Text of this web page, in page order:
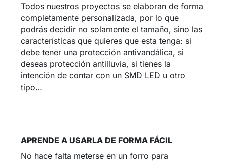
Todos nuestros proyectos se elaboran de forma
completamente personalizada, por lo que
podrás decidir no solamente el tamaño, sino las
características que quieres que esta tenga: si
debe tener una protección antivandálica, si
deseas protección antilluvia, si tienes la
intención de contar con un SMD LED u otro
tipo…
APRENDE A USARLA DE FORMA FÁCIL
No hace falta meterse en un forro para